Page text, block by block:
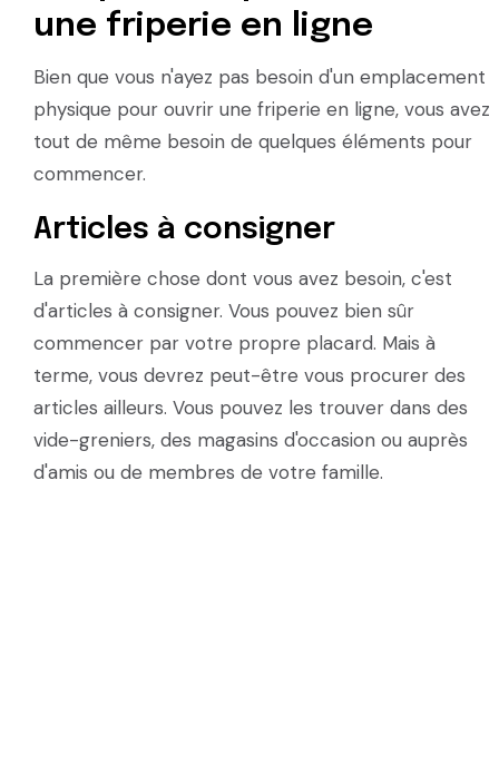
une friperie en ligne
Bien que vous n'ayez pas besoin d'un emplacement
physique pour ouvrir une friperie en ligne, vous avez
tout de même besoin de quelques éléments pour
commencer.
Articles à consigner
La première chose dont vous avez besoin, c'est
d'articles à consigner. Vous pouvez bien sûr
commencer par votre propre placard. Mais à
terme, vous devrez peut-être vous procurer des
articles ailleurs. Vous pouvez les trouver dans des
vide-greniers, des magasins d'occasion ou auprès
d'amis ou de membres de votre famille.